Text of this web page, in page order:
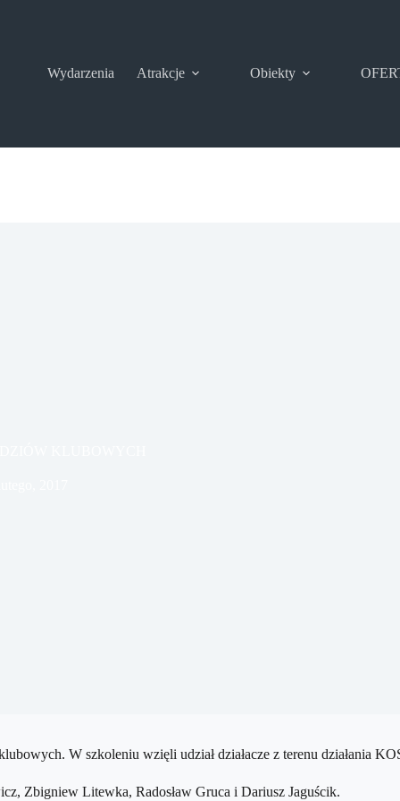
Wydarzenia Atrakcje Obiekty
klubowych. W szkoleniu wzięli udział działacze z terenu
Zbigniew Litewka, Radosław Gruca i Dariusz Jaguścik.